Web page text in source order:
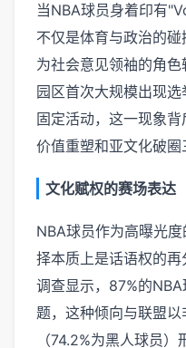
当NBA球员身着印有
不仅是体育与政治的
为社会意见领袖的角
园区首次大规模出现
固定活动，这一现象
价值重塑和亚文化破圈
文化赋权的赛场表达
NBA球员作为高曝光
择本质上是话语权的
调查显示，87%的
题，这种倾向与联盟
（74.2%为黑人球员